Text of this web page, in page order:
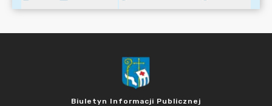
Biuletyn Informacji Publicznej